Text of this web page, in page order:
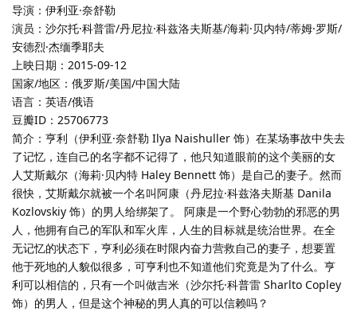
导演：伊利亚·奈舒勒
演员：沙尔托·科普雷/丹尼拉·科兹洛夫斯基/海莉·贝内特/蒂姆·罗斯/
安德烈·杰缅季耶夫
上映日期：2015-09-12
国家/地区：俄罗斯/美国/中国大陆
语言：英语/俄语
豆瓣ID：25706773
简介：亨利（伊利亚·奈舒勒 Ilya Naishuller 饰）在某场事故中失去
了记忆，连自己的名字都不记得了，他只知道眼前的这个美丽的女
人艾斯戴尔（海莉·贝内特 Haley Bennett 饰）是自己的妻子。然而
很快，艾斯戴尔就被一个名叫阿康（丹尼拉·科兹洛夫斯基 Danila
Kozlovskiy 饰）的男人给绑架了。 阿康是一个野心勃勃的邪恶的男
人，他拥有自己的军队和军火库，人生的目标就是统治世界。在全
无记忆的状态下，亨利必须在时限内奋力营救自己的妻子，想要置
他于死地的人貌似很多，可亨利也不知道他们究竟是为了什么。亨
利可以相信的，只有一个叫做吉米（沙尔托·科普雷 Sharlto Copley
饰）的男人，但是这个神秘的男人真的可以信赖吗？